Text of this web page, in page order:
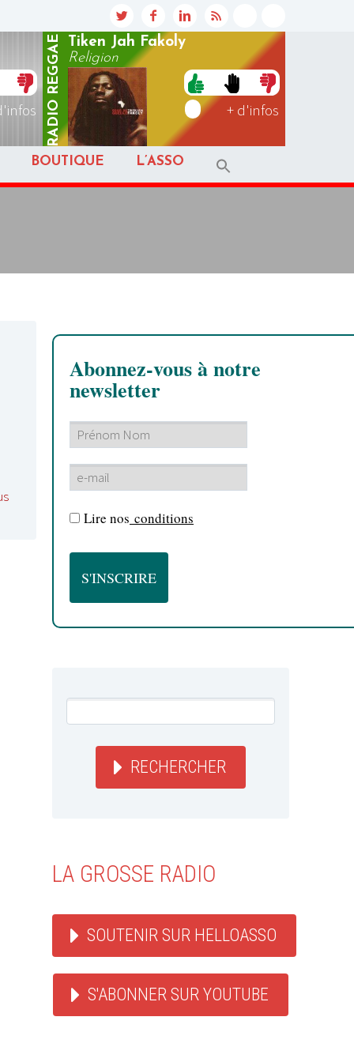
RADIO
REGGAE
Tiken Jah Fakoly
Religion
+ d'infos
BOUTIQUE L’ASSO
Abonnez-vous à notre
newsletter
Lire nos conditions
RECHERCHER
LA GROSSE RADIO
SOUTENIR SUR HELLOASSO
S'ABONNER SUR YOUTUBE